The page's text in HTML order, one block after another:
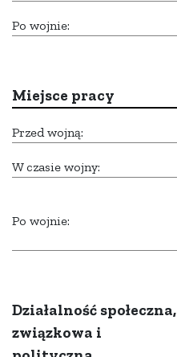
Po wojnie:
Miejsce pracy
Przed wojną:
W czasie wojny:
Po wojnie:
Działalność społeczna,
związkowa i